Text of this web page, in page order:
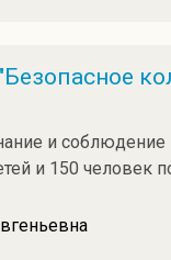
и
и 150 человек